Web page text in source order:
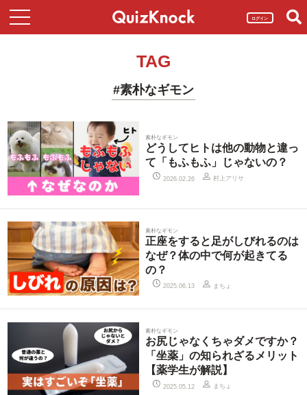
ログイン
TAG
#素朴なギモン
素朴なギモン
どうしてヒトは他の動物と違っ
て「もふもふ」じゃないの？
2026.02.26 村上アリサ
素朴なギモン
正座をすると足がしびれるのは
なぜ？体の中で何が起きてる
の？
2025.06.13 まちょ
素朴なギモン
お尻じゃなくちゃダメですか？
「坐薬」の知られざるメリット
【薬学生が解説】
2025.05.12 まちょ